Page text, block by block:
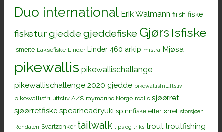
Duo international Erik Walmann fiiish fiske
fisketurgjedde gjeddefiske Gjørs Isfiske
Ismeite Laksefiske Linder Linder 460 arkip mistra Mjøsa
pikewallis pikewallischallange
pikewallischallenge 2020 gjedde pikewallisfriluftsliv
pikewallisfriluftsliv A/S raymarine Norge realis sjøørret
sjøørretfiske spearheadryuki spinnfiske etter ørret storsjøen i
Rendalen Svartzonker tailwalk tips og triks trout troutfishing